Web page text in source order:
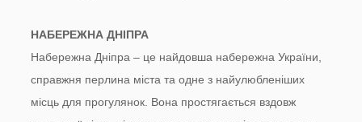
НАБЕРЕЖНА ДНІПРА
Набережна Дніпра – це найдовша набережна України,
справжня перлина міста та одне з найулюбленіших
місць для прогулянок. Вона простягається вздовж